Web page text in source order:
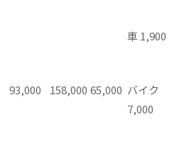
車 1,900
93,000 158,000 65,000 バイク
7,000